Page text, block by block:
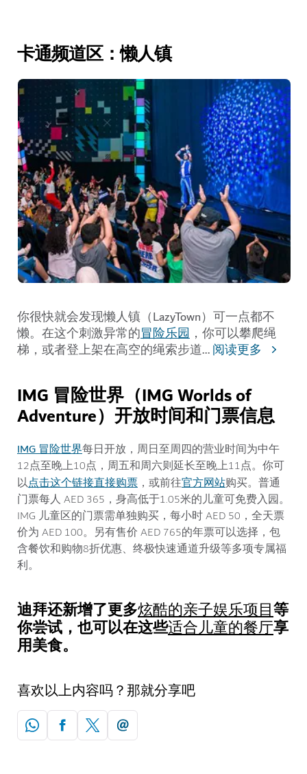
卡通频道区：懒人镇
你很快就会发现懒人镇（LazyTown）可一点都不
懒。在这个刺激异常的冒险乐园 ，你可以攀爬绳
梯，或者登上架在高空的绳索步道...阅读更多
IMG 冒险世界（IMG Worlds of
Adventure）开放时间和门票信息
IMG 冒险世界每日开放，周日至周四的营业时间为中午
12点至晚上10点，周五和周六则延长至晚上11点。你可
以点击这个链接直接购票 ，或前往官方网站购买。普通
门票每人 AED 365，身高低于1.05米的儿童可免费入园。
IMG 儿童区的门票需单独购买，每小时 AED 50，全天票
价为 AED 100。另有售价 AED 765的年票可以选择，包
含餐饮和购物8折优惠、终极快速通道升级等多项专属福
利。
迪拜还新增了更多炫酷的亲子娱乐项目等
你尝试，也可以在这些适合儿童的餐厅享
用美食。
喜欢以上内容吗？那就分享吧